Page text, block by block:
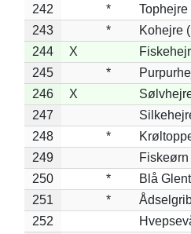
242
*
243
*
Kohejre
244
X
245
*
246
X
247
248
*
249
250
*
Blå
251
*
252